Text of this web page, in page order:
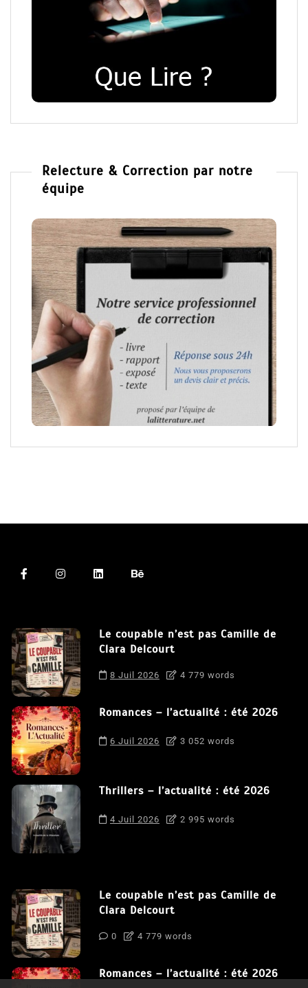
Relecture & Correction par notre
équipe
Le coupable n’est pas Camille de
Clara Delcourt
8 Juil 2026 4 779 words
Romances – l’actualité : été 2026
6 Juil 2026 3 052 words
Thrillers – l’actualité : été 2026
4 Juil 2026 2 995 words
Le coupable n’est pas Camille de
Clara Delcourt
0 4 779 words
Romances – l’actualité : été 2026